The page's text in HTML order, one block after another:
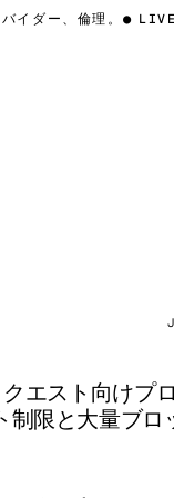
ダー、倫理。 ● LIVE
エスト向けプ
制限と大量ブロ